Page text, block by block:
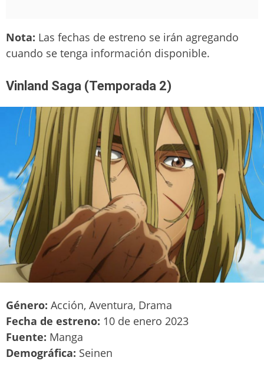
Nota: Las fechas de estreno se irán agregando
cuando se tenga información disponible.
Vinland Saga (Temporada 2)
Género: Acción, Aventura, Drama
Fecha de estreno: 10 de enero 2023
Fuente: Manga
Demográfica: Seinen